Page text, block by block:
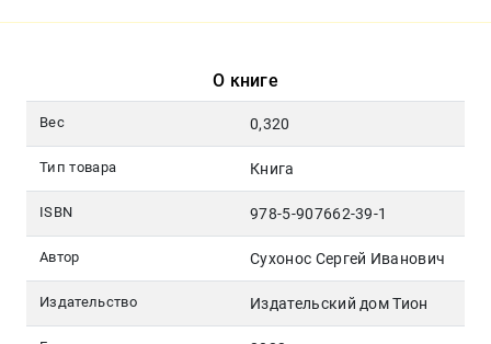
О книге
Вес 0,320
Тип товара Книга
ISBN 978-5-907662-39-1
Автор Сухонос Сергей Иванович
Издательство Издательский дом Тион